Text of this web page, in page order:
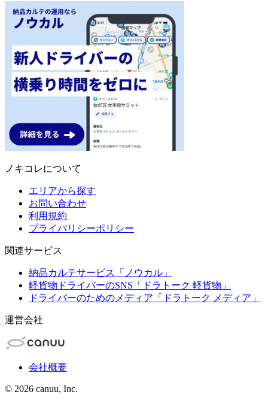
ノキコレについて
エリアから探す
お問い合わせ
利用規約
プライバリシーポリシー
関連サービス
納品カルテサービス「ノウカル」
軽貨物ドライバーのSNS「ドラトーク 軽貨物」
ドライバーのためのメディア「ドラトーク メディア」
運営会社
会社概要
© 2026 canuu, Inc.